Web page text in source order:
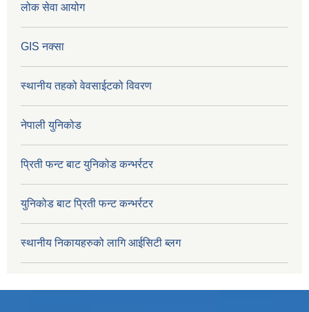
लोक सेवा आयोग
GIS नक्सा
स्थानीय तहको वेवसाईटको विवरण
नेपाली युनिकोड
प्रिती फन्ट बाट युनिकोड कन्भर्रटर
युनिकोड बाट प्रिती फन्ट कन्भर्रटर
स्थानीय निकायहरुको लागि आईसिटी ब्लग